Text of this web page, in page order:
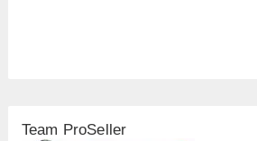
Team ProSeller